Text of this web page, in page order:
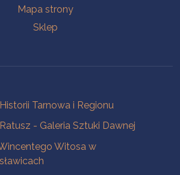
Mapa strony
Sklep
Tarnowa i Regionu
- Galeria Sztuki Dawnej
Witosa w